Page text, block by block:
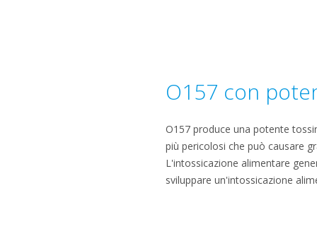
O157 con
O157 produce una potente
più pericolosi che può causare
L'intossicazione alimentare
sviluppare un'intossicazione